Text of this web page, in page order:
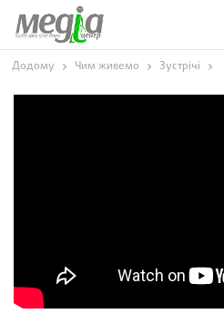
Додому Чим живемо Зустрічі